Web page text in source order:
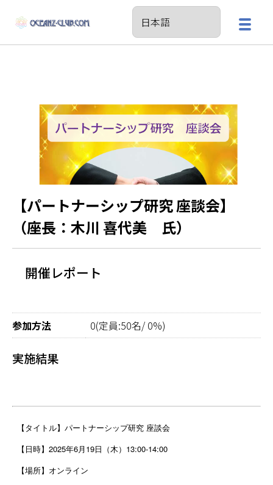
【パートナーシップ研究 座談会】
（座長：木川 喜代美 氏）
開催レポート
参加方法 0(定員:50名/ 0%)
実施結果
【タイトル】パートナーシップ研究 座談会
【日時】2025年6月19日（木）13:00-14:00
【場所】オンライン